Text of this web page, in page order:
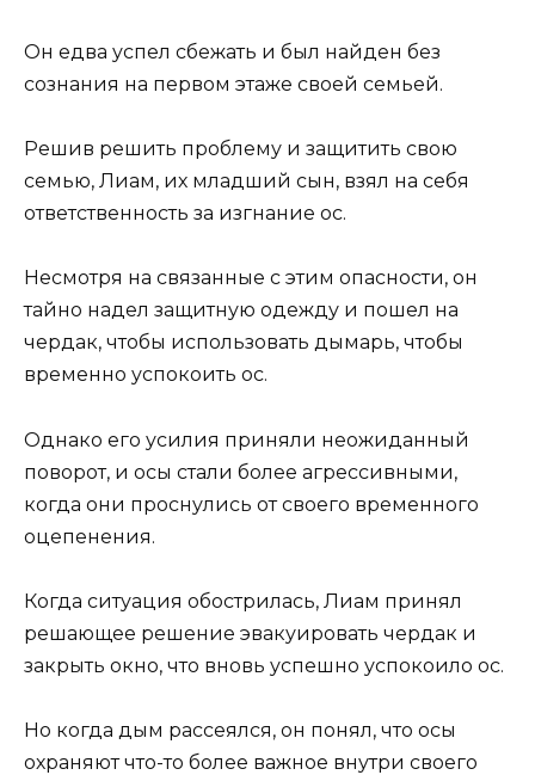
Он едва успел сбежать и был найден без
сознания на первом этаже своей семьей.
Решив решить проблему и защитить свою
семью, Лиам, их младший сын, взял на себя
ответственность за изгнание ос.
Несмотря на связанные с этим опасности, он
тайно надел защитную одежду и пошел на
чердак, чтобы использовать дымарь, чтобы
временно успокоить ос.
Однако его усилия приняли неожиданный
поворот, и осы стали более агрессивными,
когда они проснулись от своего временного
оцепенения.
Когда ситуация обострилась, Лиам принял
решающее решение эвакуировать чердак и
закрыть окно, что вновь успешно успокоило ос.
Но когда дым рассеялся, он понял, что осы
охраняют что-то более важное внутри своего